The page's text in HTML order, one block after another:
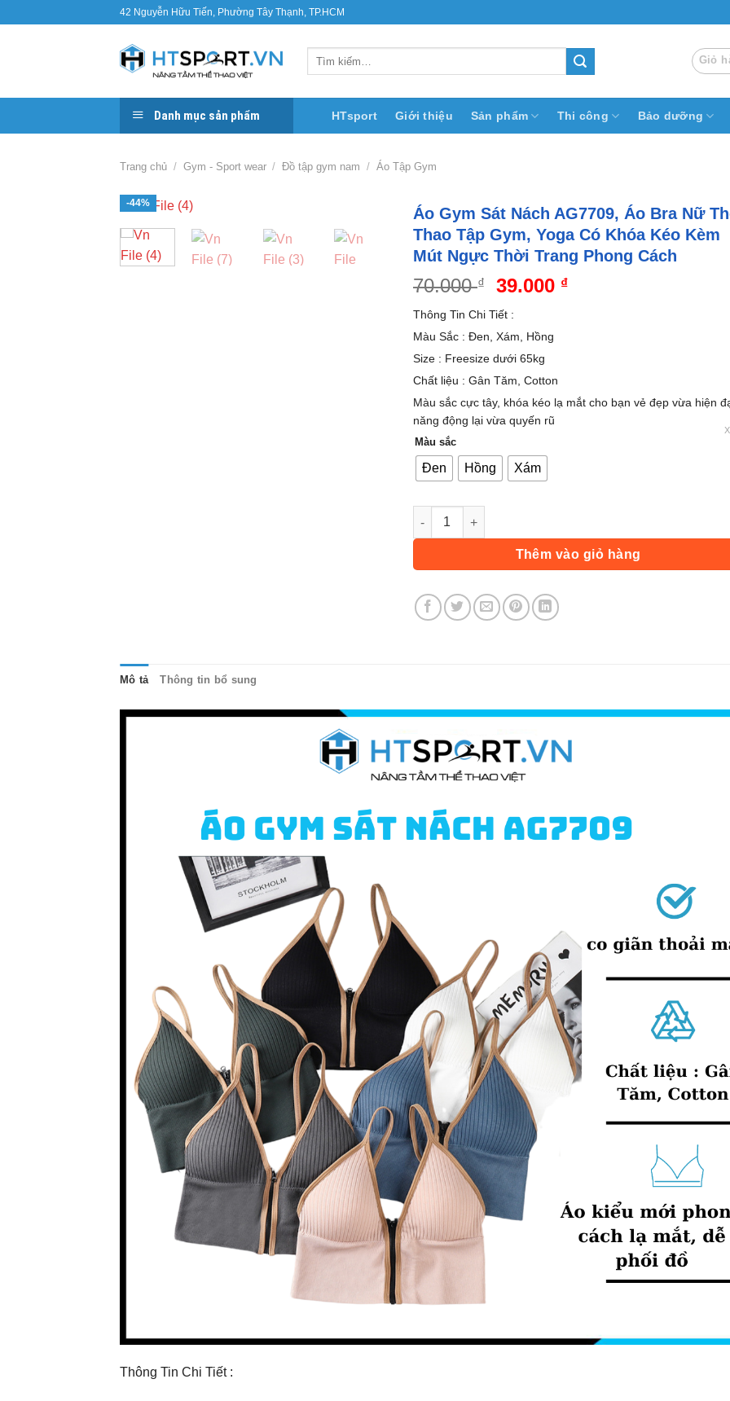
42 Nguyễn Hữu Tiến, Phường Tây Thạnh, TP.HCM
Giỏ
Danh mục sản phẩm HTsport Giới thiệu Sản phẩm Thi công Bảo dưỡng
Trang chủ / Gym - Sport wear / Đồ tập gym nam / Áo Tập Gym
-44%
Áo Gym Sát Nách AG7709, Áo Bra Nữ
Thao Tập Gym, Yoga Có Khóa Kéo Kèm
Mút Ngực Thời Trang Phong Cách
70.000₫
Giá
gốc
là:
70.000 ₫.
39.000 ₫Giá
Thông Tin Chi Tiết :
Màu Sắc : Đen, Xám, Hồng
Size : Freesize dưới 65kg
Chất liệu : Gân Tăm, Cotton
Màu sắc cực tây, khóa kéo lạ mắt cho bạn vẻ đẹp vừa hiện
năng động lại vừa quyến rũ
Màu sắc
Đen Hồng Xám
Áo Gym Sát Nách AG7709, Áo Bra Nữ Thể Thao Tập
Thêm vào giỏ hàng
Mô tả Thông tin bổ sung
Thông Tin Chi Tiết :